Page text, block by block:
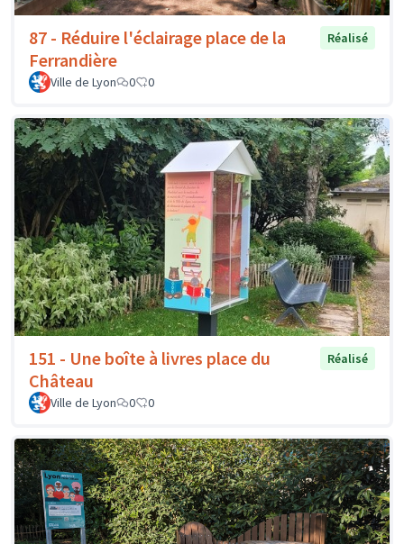
87 - Réduire l'éclairage place de la
Ferrandière
Réalisé
Ville de Lyon 0 0
151 - Une boîte à livres place du
Château
Réalisé
Ville de Lyon 0 0